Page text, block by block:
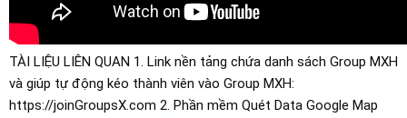
TÀI LIỆU LIÊN QUAN 1. Link nền tảng chứa danh sách Group MXH
và giúp tự động kéo thành viên vào Group MXH:
https://joinGroupsX.com 2. Phần mềm Quét Data Google Map